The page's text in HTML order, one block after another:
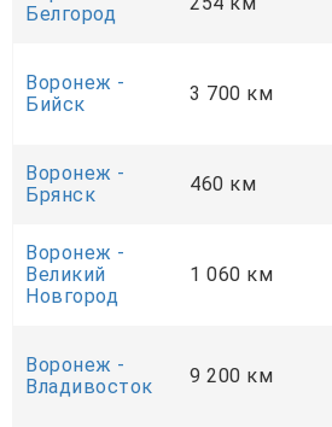
Белгород
Воронеж -
Бийск
3 700 км
Воронеж -
Брянск
460 км
Воронеж -
Великий
Новгород
1 060 км
Воронеж -
Владивосток
9 200 км